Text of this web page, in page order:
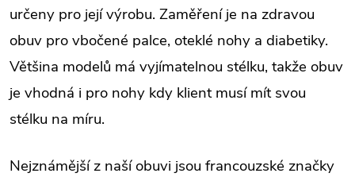
určeny pro její výrobu. Zaměření je na zdravou
obuv pro vbočené palce, oteklé nohy a diabetiky.
Většina modelů má vyjímatelnou stélku, takže obuv
je vhodná i pro nohy kdy klient musí mít svou
stélku na míru.
Nejznámější z naší obuvi jsou francouzské značky